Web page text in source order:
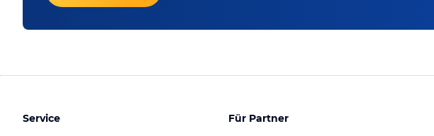
Service Für Partner